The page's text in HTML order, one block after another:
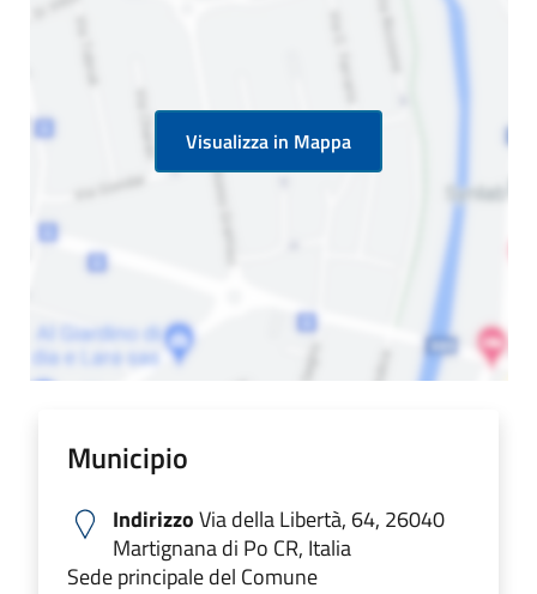
Visualizza in Mappa
Municipio
IndirizzoVia della Libertà, 64, 26040
Martignana di Po CR, Italia
Sede principale del Comune